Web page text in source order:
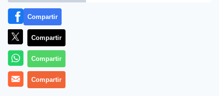
La cantante puertorriqueña
de atención en
Compartir
Compartir
Compartir
Compartir